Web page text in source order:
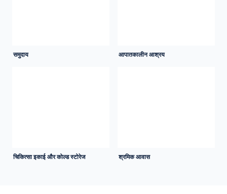
समुदाय आपातकालीन आश्रय
चिकित्सा इकाई और कोल्ड स्टोरेज श्रमिक आवास